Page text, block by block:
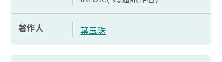
著作人 葉玉珠